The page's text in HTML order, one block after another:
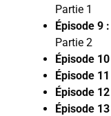
Partie 1
Épisode 9 :
Partie 2
Épisode
Épisode
Épisode
Épisode